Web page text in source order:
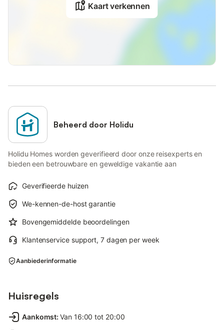
Kaart verkennen
Beheerd door Holidu
Holidu Homes worden geverifieerd door onze reisexperts en
bieden een betrouwbare en geweldige vakantie aan
Geverifieerde huizen
We-kennen-de-host garantie
Bovengemiddelde beoordelingen
Klantenservice support, 7 dagen per week
Aanbiederinformatie
Huisregels
Aankomst: Van 16:00 tot 20:00